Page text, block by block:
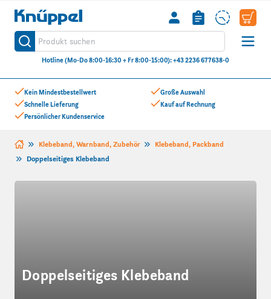
Kein Mindestbestellwert
Schnelle Lieferung
Persönlicher Kundenservice
Große Auswahl
Kauf auf Rechnung
Knüppel
Produkt suchen
Suche
Hotline (Mo-Do 8:00-16:30 + Fr 8:00-15:00): +43 2236 677638-0
Zum Inhalt springen
Klebeband, Warnband, Zubehör
Klebeband, Packband
Doppelseitiges Klebeband
Doppelseitiges Klebeband